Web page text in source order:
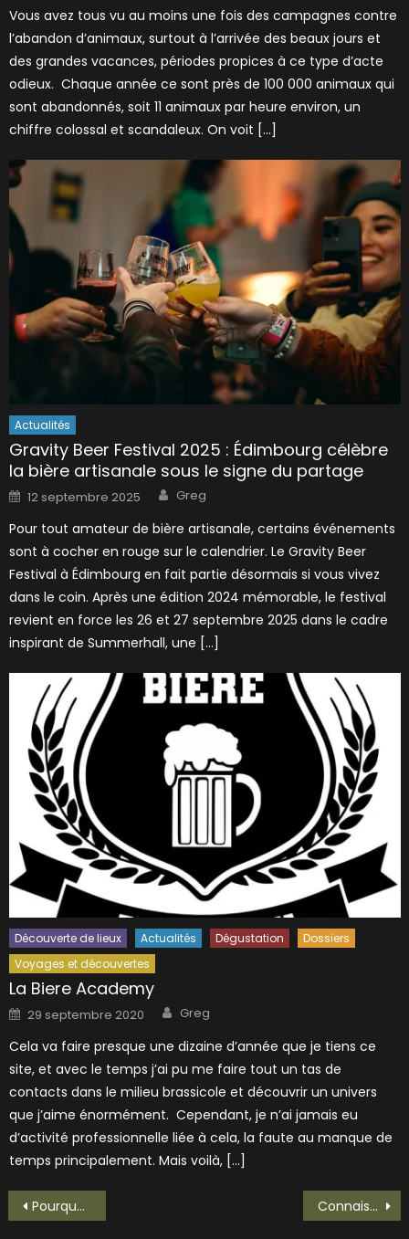
Vous avez tous vu au moins une fois des campagnes contre
l’abandon d’animaux, surtout à l’arrivée des beaux jours et
des grandes vacances, périodes propices à ce type d’acte
odieux. Chaque année ce sont près de 100 000 animaux qui
sont abandonnés, soit 11 animaux par heure environ, un
chiffre colossal et scandaleux. On voit […]
Actualités
Gravity Beer Festival 2025 : Édimbourg célèbre
la bière artisanale sous le signe du partage
Posted
on
12 septembre 2025 Author
Greg
Pour tout amateur de bière artisanale, certains événements
sont à cocher en rouge sur le calendrier. Le Gravity Beer
Festival à Édimbourg en fait partie désormais si vous vivez
dans le coin. Après une édition 2024 mémorable, le festival
revient en force les 26 et 27 septembre 2025 dans le cadre
inspirant de Summerhall, une […]
Découverte de lieux Actualités Dégustation
Dossiers
Voyages et découvertes
La Biere Academy
Posted
on
29 septembre 2020 Author
Greg
Cela va faire presque une dizaine d’année que je tiens ce
site, et avec le temps j’ai pu me faire tout un tas de
contacts dans le milieu brassicole et découvrir un univers
que j’aime énormément. Cependant, je n’ai jamais eu
d’activité professionnelle liée à cela, la faute au manque de
temps principalement. Mais voilà, […]
Navigation
Pourquoi tout le monde dit que les bières vont coûter plus cher? Connaissez-vous Pauline alias Amaltea?